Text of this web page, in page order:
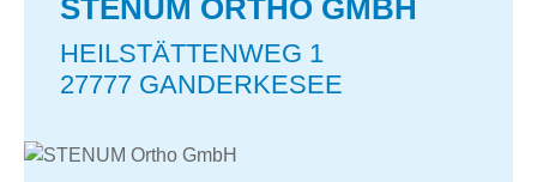
STENUM ORTHO GMBH
HEILSTÄTTENWEG 1
27777 GANDERKESEE